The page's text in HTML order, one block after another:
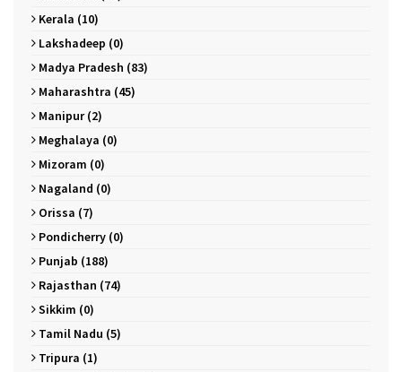
Kerala (10)
Lakshadeep (0)
Madya Pradesh (83)
Maharashtra (45)
Manipur (2)
Meghalaya (0)
Mizoram (0)
Nagaland (0)
Orissa (7)
Pondicherry (0)
Punjab (188)
Rajasthan (74)
Sikkim (0)
Tamil Nadu (5)
Tripura (1)